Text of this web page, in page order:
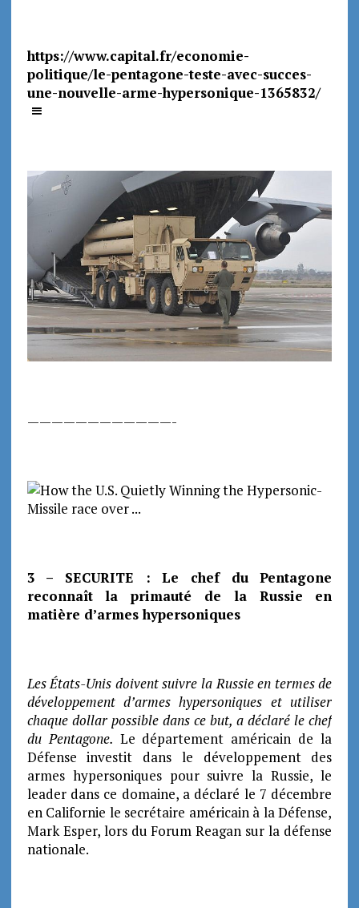
https://www.capital.fr/economie-
politique/le-pentagone-teste-avec-succes-
une-nouvelle-arme-hypersonique-1365832/
————————————-
3 – SECURITE : Le chef du Pentagone
reconnaît la primauté de la Russie en
matière d’armes hypersoniques
Les États-Unis doivent suivre la Russie en termes de
développement d’armes hypersoniques et utiliser
chaque dollar possible dans ce but, a déclaré le chef
du Pentagone. Le département américain de la
Défense investit dans le développement des
armes hypersoniques pour suivre la Russie, le
leader dans ce domaine, a déclaré le 7 décembre
en Californie le secrétaire américain à la Défense,
Mark Esper, lors du Forum Reagan sur la défense
nationale.